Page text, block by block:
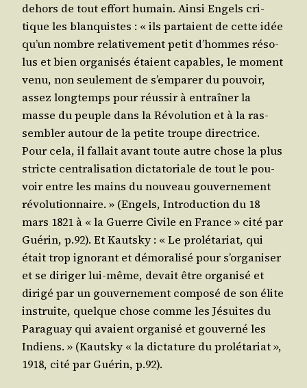
dehors de tout effort humain. Ain­si Engels cri­
tique les blan­quistes : « ils par­taient de cette idée
qu’un nombre rela­ti­ve­ment petit d’hommes réso­
lus et bien orga­ni­sés étaient capables, le moment
venu, non seule­ment de s’emparer du pou­voir,
assez long­temps pour réus­sir à entraî­ner la
masse du peuple dans la Révo­lu­tion et à la ras­
sem­bler autour de la petite troupe direc­trice.
Pour cela, il fal­lait avant toute autre chose la plus
stricte cen­tra­li­sa­tion dic­ta­to­riale de tout le pou­
voir entre les mains du nou­veau gou­ver­ne­ment
révo­lu­tion­naire. » (Engels, Intro­duc­tion du 18
mars 1821 à « la Guerre Civile en France » cité par
Gué­rin, p.92). Et Kauts­ky : « Le pro­lé­ta­riat, qui
était trop igno­rant et démo­ra­li­sé pour s’or­ga­ni­ser
et se diri­ger lui-même, devait être orga­ni­sé et
diri­gé par un gou­ver­ne­ment com­po­sé de son élite
ins­truite, quelque chose comme les Jésuites du
Para­guay qui avaient orga­ni­sé et gou­ver­né les
Indiens. » (Kauts­ky « la dic­ta­ture du pro­lé­ta­riat »,
1918, cité par Gué­rin, p.92).